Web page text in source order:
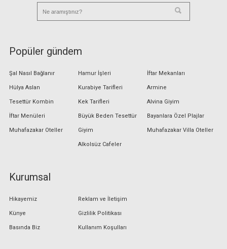
Popüler gündem
Şal Nasıl Bağlanır
Hülya Aslan
Tesettür Kombin
İftar Menüleri
Muhafazakar Oteller
Hamur İşleri
Kurabiye Tarifleri
Kek Tarifleri
Büyük Beden Tesettür
Giyim
Alkolsüz Cafeler
İftar Mekanları
Armine
Alvina Giyim
Bayanlara Özel Plajlar
Muhafazakar Villa Oteller
Kurumsal
Hikayemiz
Künye
Basında Biz
Reklam ve İletişim
Gizlilik Politikası
Kullanım Koşulları